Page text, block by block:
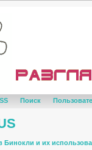
Поиск
и их